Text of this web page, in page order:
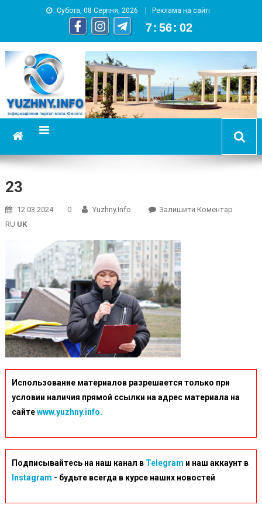
Субота, 08 Серпня, 2026 Реклама на сайті
7 : 56 : 03
YUZHNY.INFO
информационный портал города Южный
23
12.03.2024 0 Yuzhny.info Залишити КоментарOn
RU UK
Использование материалов разрешается только при
условии наличия прямой ссылки на адрес материала на
сайтеwww.yuzhny.info.
Подписывайтесь на наш канал в Telegram и наш аккаунт в
Instagram - будьте всегда в курсе наших новостей